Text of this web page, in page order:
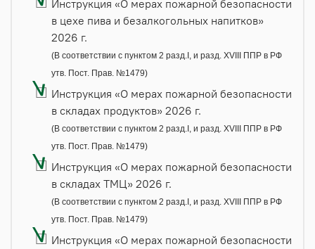
Инструкция «О мерах пожарной безопасности
в цехе пива и безалкогольных напитков»
2026 г.
(В соответствии с пунктом 2 разд.I, и разд. XVIII ППР в РФ
утв. Пост. Прав. №1479)
Инструкция «О мерах пожарной безопасности
в складах продуктов» 2026 г.
(В соответствии с пунктом 2 разд.I, и разд. XVIII ППР в РФ
утв. Пост. Прав. №1479)
Инструкция «О мерах пожарной безопасности
в складах ТМЦ» 2026 г.
(В соответствии с пунктом 2 разд.I, и разд. XVIII ППР в РФ
утв. Пост. Прав. №1479)
Инструкция «О мерах пожарной безопасности